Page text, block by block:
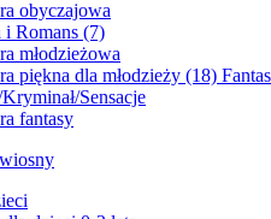
obyczajowa
i Romans (7)
młodzieżowa
piękna dla młodzieży (18)
Sensacje
fantasy